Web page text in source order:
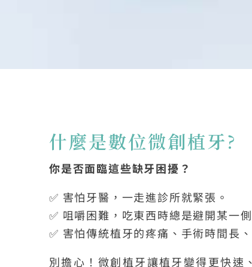
什麼是數位微創植牙?
你是否面臨這些缺牙困擾？
✅ 害怕牙醫，一走進診所就緊張。
✅ 咀嚼困難，吃東西時總是避開某一側
✅ 害怕傳統植牙的疼痛、手術時間長
別擔心！微創植牙讓植牙變得更快速